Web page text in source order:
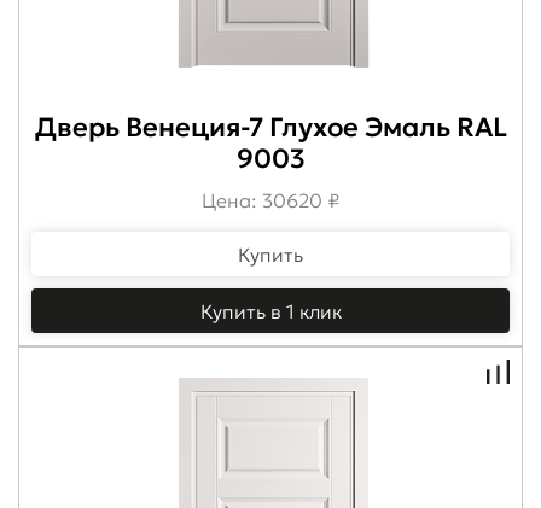
Дверь Венеция-7 Глухое Эмаль RAL
9003
Цена: 30620 ₽
Купить
Купить в 1 клик